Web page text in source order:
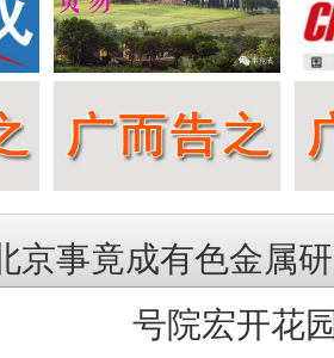
京事竟成有色金属
号院宏开花